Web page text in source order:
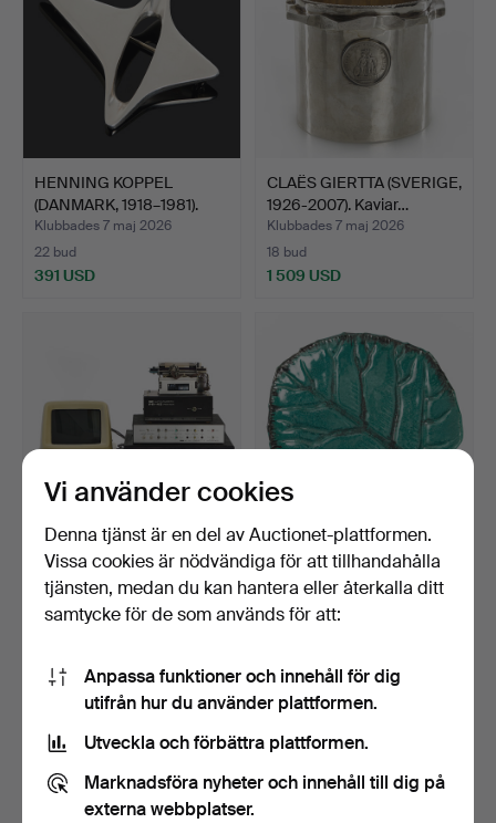
HENNING KOPPEL
(DANMARK, 1918–1981).
brosc…
Klubbades 7 maj 2026
22 bud
391 USD
CLAËS GIERTTA (SVERIGE,
1926-2007). Kaviar…
Klubbades 7 maj 2026
18 bud
1 509 USD
SOUTHWEST TECHNICAL
PRODUCTS
CORPORATION (…
Klubbades 7 maj 2026
16 bud
HILDUR HAGGÅRD
(SVERIGE, 1885–1958). Fat,
…
Klubbades 7 maj 2026
28 bud
Vi använder cookies
Denna tjänst är en del av Auctionet-plattformen.
Vissa cookies är nödvändiga för att tillhandahålla
tjänsten, medan du kan hantera eller återkalla ditt
samtycke för de som används för att:
Anpassa funktioner och innehåll för dig
utifrån hur du använder plattformen.
Utveckla och förbättra plattformen.
Marknadsföra nyheter och innehåll till dig på
externa webbplatser.